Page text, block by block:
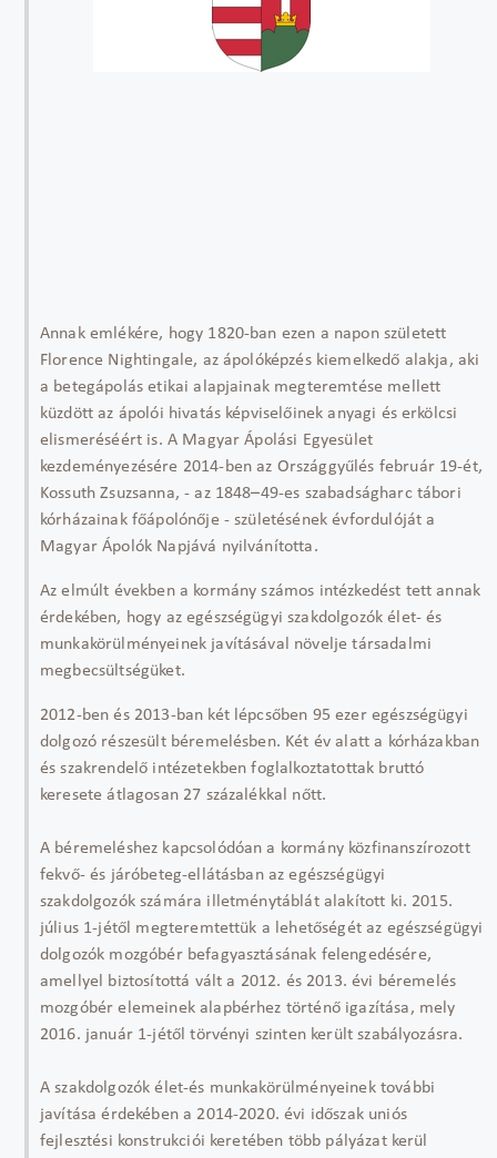
Annak emlékére, hogy 1820-ban ezen a napon született
Florence Nightingale, az ápolóképzés kiemelkedő alakja, aki
a betegápolás etikai alapjainak megteremtése mellett
küzdött az ápolói hivatás képviselőinek anyagi és erkölcsi
elismeréséért is. A Magyar Ápolási Egyesület
kezdeményezésére 2014-ben az Országgyűlés február 19-ét,
Kossuth Zsuzsanna, - az 1848–49-es szabadságharc tábori
kórházainak főápolónője - születésének évfordulóját a
Magyar Ápolók Napjává nyilvánította.
Az elmúlt években a kormány számos intézkedést tett annak
érdekében, hogy az egészségügyi szakdolgozók élet- és
munkakörülményeinek javításával növelje társadalmi
megbecsültségüket.
2012-ben és 2013-ban két lépcsőben 95 ezer egészségügyi
dolgozó részesült béremelésben. Két év alatt a kórházakban
és szakrendelő intézetekben foglalkoztatottak bruttó
keresete átlagosan 27 százalékkal nőtt.
A béremeléshez kapcsolódóan a kormány közfinanszírozott
fekvő- és járóbeteg-ellátásban az egészségügyi
szakdolgozók számára illetménytáblát alakított ki. 2015.
július 1-jétől megteremtettük a lehetőségét az egészségügyi
dolgozók mozgóbér befagyasztásának felengedésére,
amellyel biztosítottá vált a 2012. és 2013. évi béremelés
mozgóbér elemeinek alapbérhez történő igazítása, mely
2016. január 1-jétől törvényi szinten került szabályozásra.
A szakdolgozók élet-és munkakörülményeinek további
javítása érdekében a 2014-2020. évi időszak uniós
fejlesztési konstrukciói keretében több pályázat kerül